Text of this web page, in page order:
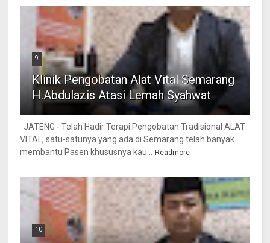
9
Klinik Pengobatan Alat Vital Semarang
H.Abdulazis Atasi Lemah Syahwat
JATENG - Telah Hadir Terapi Pengobatan Tradisional ALAT
VITAL, satu-satunya yang ada di Semarang telah banyak
membantu Pasen khususnya kau... Readmore
10